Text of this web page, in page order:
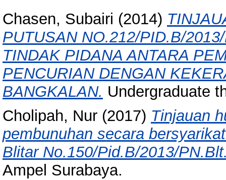
Chasen, Subairi (2014)
PUTUSAN NO.212/PID.B/
TINDAK PIDANA ANTARA
PENCURIAN DENGAN
BANGKALAN. Undergraduate
Cholipah, Nur (2017) Tinjauan
pembunuhan secara
Blitar No.150/Pid.B/2013/
Ampel Surabaya.